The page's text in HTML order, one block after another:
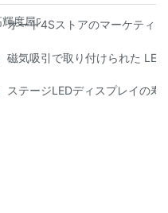
度屋内LEDスクリーン向け飛
オート4Sストアのマーケティ
ニケーションツール：ダイナ
磁気吸引で取り付けられた
ーサービスの重要性と安全対策
ステージLEDディスプレイの